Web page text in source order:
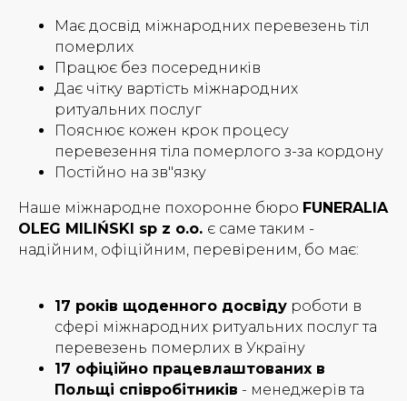
Має досвід міжнародних перевезень тіл
померлих
Працює без посередників
Дає чітку вартість міжнародних
ритуальних послуг
Пояснює кожен крок процесу
перевезення тіла померлого з-за кордону
Постійно на зв"язку
Наше міжнародне похоронне бюро FUNERALIA
OLEG MILIŃSKI sp z o.o. є саме таким -
надійним, офіційним, перевіреним, бо має:
17 років щоденного досвіду роботи в
сфері міжнародних ритуальних послуг та
перевезень померлих в Україну
17 офіційно працевлаштованих в
Польщі співробітників - менеджерів та